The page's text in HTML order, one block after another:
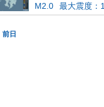
M2.0
最大震度：1
前日